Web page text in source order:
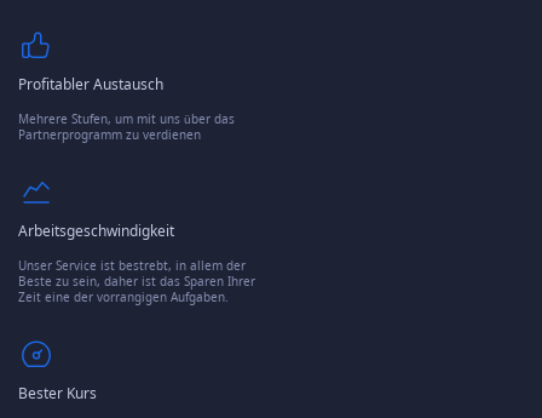
Profitabler Austausch
Mehrere Stufen, um mit uns über das
Partnerprogramm zu verdienen
Arbeitsgeschwindigkeit
Unser Service ist bestrebt, in allem der
Beste zu sein, daher ist das Sparen Ihrer
Zeit eine der vorrangigen Aufgaben.
Bester Kurs